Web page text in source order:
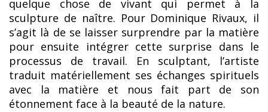
quelque chose de vivant qui permet à la
sculpture de naître. Pour Dominique Rivaux, il
s’agit là de se laisser surprendre par la matière
pour ensuite intégrer cette surprise dans le
processus de travail. En sculptant, l’artiste
traduit matériellement ses échanges spirituels
avec la matière et nous fait part de son
étonnement face à la beauté de la nature.